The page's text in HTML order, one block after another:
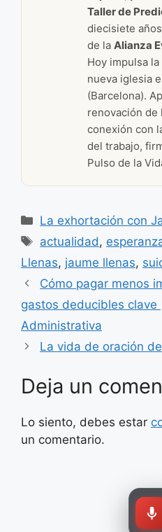
Taller de
diecisiete
de la Alianza
Hoy impulsa
nueva iglesia
(Barcelona).
renovación de
conexión con
del trabajo,
Pulso de la
Categorías
La exhortación con
Etiquetas
actualidad,
Llenas, jaume llenas,
Cómo pagar menos
gastos deducibles clave
Administrativa
La vida de oración
Deja un
Lo siento, debes estar
un comentario.